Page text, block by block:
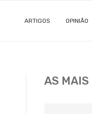
ARTIGOS OPINIÃO
AS MAIS